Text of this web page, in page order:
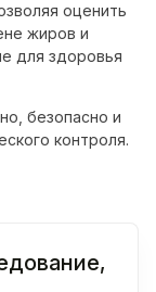
оценить
жиров и
для здоровья
безопасно и
контроля.